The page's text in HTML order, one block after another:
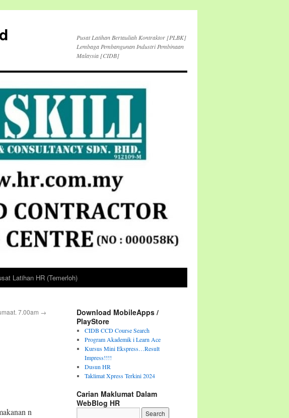
Pusat Latihan Bertauliah Kontraktor [PLBK]
Lembaga Pembangunan Industri Pembinaan
Malaysia [CIDB]
Latihan HR (Temerloh)
7.00am →
n
Download MobileApps /
PlayStore
CIDB CCD Course Search
Program Akademik i Learn Ace
Kursus Mini Ekspress…Result
Impress!!!!
Dusun HR
Taklimat Xpress Terkini 2024
Carian Maklumat Dalam
WebBlog HR